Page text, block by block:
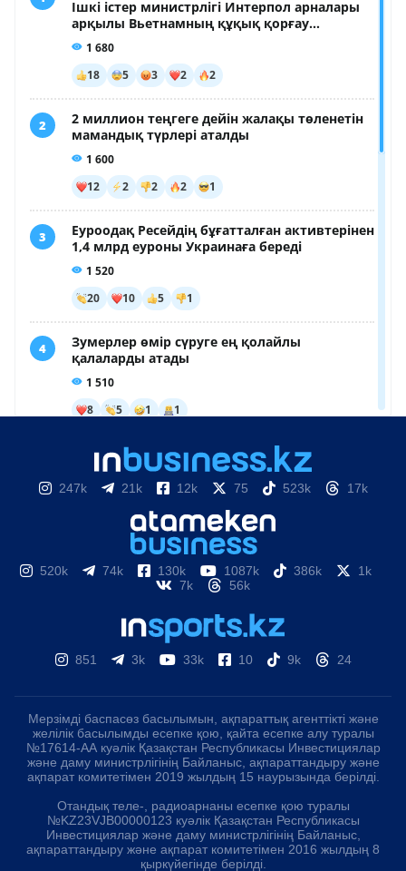
247k 21k 12k 75 523k 17k
520k 74k 130k 1087k 386k
1k
7k
56k
851 3k 33k 10 9k 24
Мерзімді баспасөз басылымын, ақпараттық агенттікті және
желілік басылымды есепке қою, қайта есепке алу туралы
№17614-АА куәлік Қазақстан Республикасы Инвестициялар
және даму министрлігінің Байланыс, ақпараттандыру және
ақпарат комитетімен 2019 жылдың 15 наурызында берілді.
Отандық теле-, радиоарнаны есепке қою туралы
№KZ23VJB00000123 куәлік Қазақстан Республикасы
Инвестициялар және даму министрлігінің Байланыс,
ақпараттандыру және ақпарат комитетімен 2016 жылдың 8
қыркүйегінде берілді.